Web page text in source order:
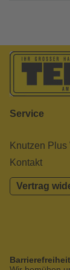
Service
Knutzen Plus
Kontakt
Vertrag
Barrierefreiheit